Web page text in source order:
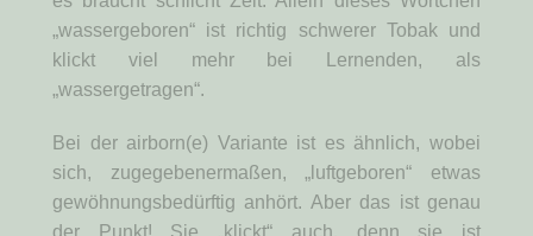
„wassergeboren“ ist richtig schwerer Tobak und
klickt viel mehr bei Lernenden, als
„wassergetragen“.
Bei der airborn(e) Variante ist es ähnlich, wobei
sich, zugegebenermaßen, „luftgeboren“ etwas
gewöhnungsbedürftig anhört. Aber das ist genau
der Punkt! Sie „klickt“ auch, denn sie ist